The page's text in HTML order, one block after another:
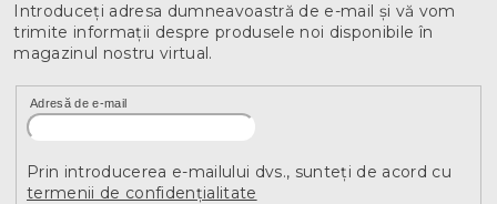
Introduceţi adresa dumneavoastră de e-mail şi vă vom
trimite informaţii despre produsele noi disponibile în
magazinul nostru virtual.
Adresă de e-mail
Prin introducerea e-mailului dvs., sunteți de acord cu
termenii de confidențialitate